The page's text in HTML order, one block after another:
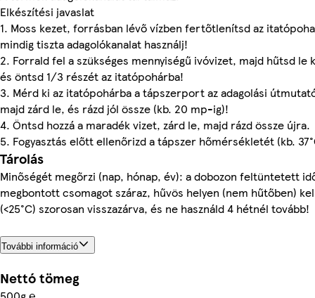
Elkészítési javaslat
1. Moss kezet, forrásban lévő vízben fertőtlenítsd az
mindig tiszta adagolókanalat használj!
2. Forrald fel a szükséges mennyiségű ivóvizet, majd hűtsd le
és öntsd 1/3 részét az itatópohárba!
3. Mérd ki az itatópohárba a tápszerport az adagolási
majd zárd le, és rázd jól össze (kb. 20 mp-ig)!
4. Öntsd hozzá a maradék vizet, zárd le, majd rázd össze újra.
5. Fogyasztás előtt ellenőrizd a tápszer hőmérsékletét (kb.
Tárolás
Minőségét megőrzi (nap, hónap, év): a dobozon feltüntetett
megbontott csomagot száraz, hűvös helyen (nem hűtőben)
(<25°C) szorosan visszazárva, és ne használd 4 hétnél tovább!
További információ
Nettó tömeg